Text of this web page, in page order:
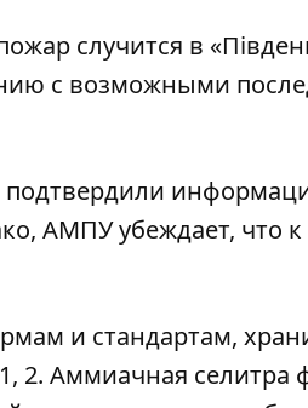
случится в
с возможными
АМПУ убеждает, что
и стандартам,
Аммиачная селитра